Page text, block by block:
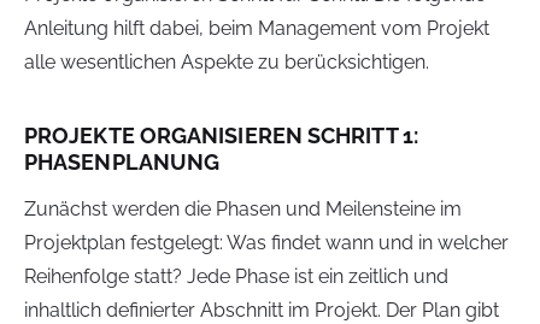
Anleitung hilft dabei, beim Management vom Projekt
alle wesentlichen Aspekte zu berücksichtigen.
PROJEKTE ORGANISIEREN SCHRITT 1:
PHASENPLANUNG
Zunächst werden die Phasen und Meilensteine im
Projektplan festgelegt: Was findet wann und in welcher
Reihenfolge statt? Jede Phase ist ein zeitlich und
inhaltlich definierter Abschnitt im Projekt. Der Plan gibt